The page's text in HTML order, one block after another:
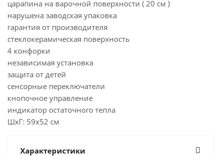
царапина на варочной поверхности ( 20 см )
нарушена заводская упаковка
гарантия от производителя
стеклокерамическая поверхность
4 конфорки
независимая установка
защита от детей
сенсорные переключатели
кнопочное управление
индикатор остаточного тепла
ШхГ: 59х52 см
Характеристики